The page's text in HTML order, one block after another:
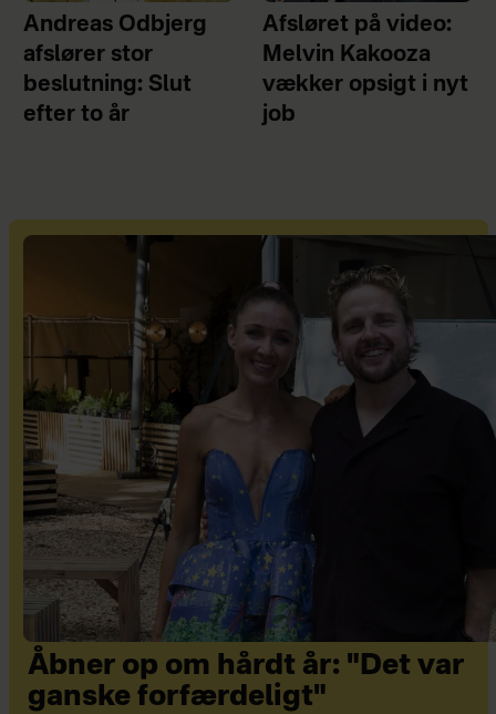
Andreas Odbjerg
afslører stor
beslutning: Slut
efter to år
Afsløret på video:
Melvin Kakooza
vækker opsigt i nyt
job
Åbner op om hårdt år: "Det var
ganske forfærdeligt"